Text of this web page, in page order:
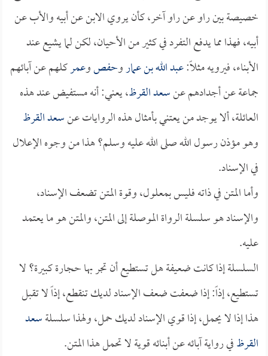
خصيصة بين راو عن راو آخر، كأن يروي الابن عن أبيه والأب عن
أبيه، فهذا مما يدفع التفرد في كثير من الأحيان، لكن لما يشيع عند
الأبناء، فيرويه مثلاً:عبد الله بن عماروحفصوعمركلهم عن آبائهم
جماعة عن أجدادهم عنسعد القرظ، يعني: أنه مستفيض عند هذه
العائلة، ألا يوجد من يعتني بأمثال هذه الروايات عنسعد القرظ
وهو مؤذن رسول الله صلى الله عليه وسلم؟ هذا من وجوه الإعلال
في الإسناد.
وأما المتن في ذاته فليس بمعلول، وقوة المتن تضعف الإسناد،
والإسناد هو سلسلة الرواة الموصلة إلى المتن، والمتن هو ما يعتمد
عليه.
السلسلة إذا كانت ضعيفة هل تستطيع أن تجر بها حجارة كبيرة؟ لا
تستطيع، إذاً: إذا ضعفت ضعف الإسناد لديك تنقطع، إذاً لا تقبل
هذا إذا لا يحمل، إذا قوي الإسناد لديك حمل، ولهذا سلسلةسعد
القرظفي رواية آبائه عن أبنائه قوية لا تحمل هذا المتن.